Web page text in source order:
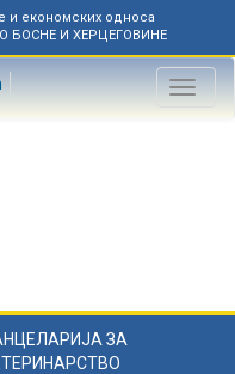
и економских односа
БОСНЕ И ХЕРЦЕГОВИНЕ
Toggle
ЗА